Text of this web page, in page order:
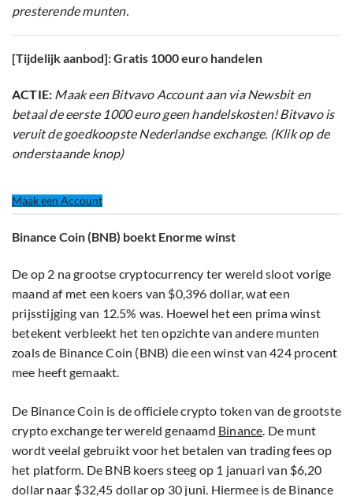
presterende munten.
[Tijdelijk aanbod]: Gratis 1000 euro handelen
ACTIE: Maak een Bitvavo Account aan via Newsbit en
betaal de eerste 1000 euro geen handelskosten! Bitvavo is
veruit de goedkoopste Nederlandse exchange. (Klik op de
onderstaande knop)
Maak een Account
Binance Coin (BNB) boekt Enorme winst
De op 2 na grootse cryptocurrency ter wereld sloot vorige
maand af met een koers van $0,396 dollar, wat een
prijsstijging van 12.5% was. Hoewel het een prima winst
betekent verbleekt het ten opzichte van andere munten
zoals de Binance Coin (BNB) die een winst van 424 procent
mee heeft gemaakt.
De Binance Coin is de officiele crypto token van de grootste
crypto exchange ter wereld genaamd Binance . De munt
wordt veelal gebruikt voor het betalen van trading fees op
het platform. De BNB koers steeg op 1 januari van $6,20
dollar naar $32,45 dollar op 30 juni. Hiermee is de Binance